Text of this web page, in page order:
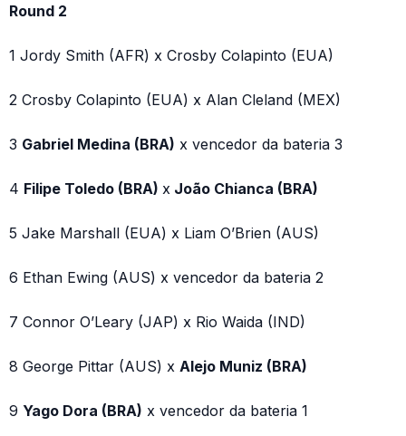
Round 2
1 Jordy Smith (AFR) x Crosby Colapinto (EUA)
2 Crosby Colapinto (EUA) x Alan Cleland (MEX)
3 Gabriel Medina (BRA) x vencedor da bateria 3
4 Filipe Toledo (BRA) x João Chianca (BRA)
5 Jake Marshall (EUA) x Liam O’Brien (AUS)
6 Ethan Ewing (AUS) x vencedor da bateria 2
7 Connor O’Leary (JAP) x Rio Waida (IND)
8 George Pittar (AUS) x Alejo Muniz (BRA)
9 Yago Dora (BRA) x vencedor da bateria 1